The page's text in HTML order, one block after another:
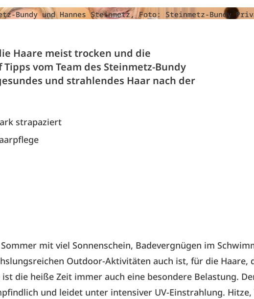
Bundy und Hannes Steinmetz, Foto: Steinmetz-Bundy
Haare meist trocken und die
vom Team des Steinmetz-Bundy
und strahlendes Haar nach der
strapaziert
mit viel Sonnenschein, Badevergnügen im
Outdoor-Aktivitäten auch ist, für die Haare,
die heiße Zeit immer auch eine besondere Belastung.
und leidet unter intensiver UV-Einstrahlung. Hitze,